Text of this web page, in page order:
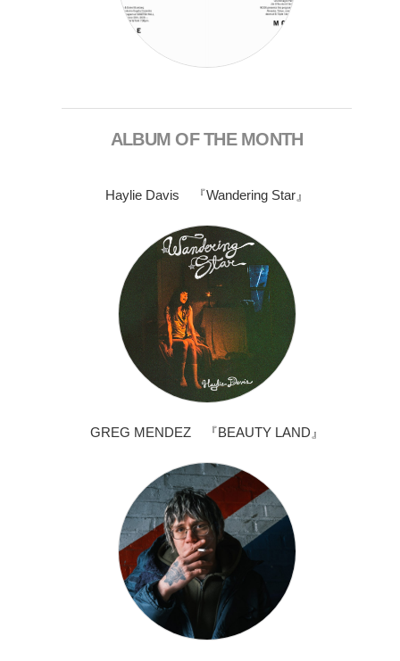
ALBUM OF THE MONTH
Haylie Davis 『Wandering Star』
GREG MENDEZ 『BEAUTY LAND』